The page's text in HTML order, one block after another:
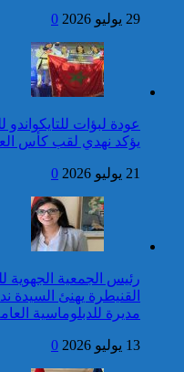
حصيلة حوادث السير
بالمناطق الحضرية خلال
الأسبوع المنصرم
حصيلة حوادث السير
بالمناطق الحضرية خلال
الأسبوع المنصرم
جلالة الملك يتوصل ببرقية
تهنئة من الوزير الأول لسانت
لوسيا بمناسبة عيد العرش
تهنئة من رئيسة جمهورية
تنزانيا المتحدة بمناسبة عيد
المديرية العامة للأمن الوطني
بريطانية بشأن “اعتقال”
بريطاني عارية من الصحة
توقيف شخص للاشتباه في
في ارتكاب جريمة السرقة
المقرونة بالضرب والجرح
للموت كان ضحيتها مواطن
بتارودانت
كاريكاتير
29 يوليو 2026 0
عودة لبؤات
يؤكد نهدي لقب كأس
21 يوليو 2026 0
رئيس الجمعية الجهوية
القنيطرة يهنئ السيدة
مديرة للدبلوماسية
13 يوليو 2026 0